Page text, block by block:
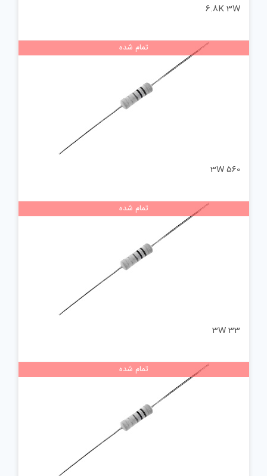
6.8K 3W
تمام شده
560 3W
تمام شده
33 3W
تمام شده